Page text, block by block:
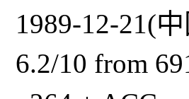
12-21(
10 from